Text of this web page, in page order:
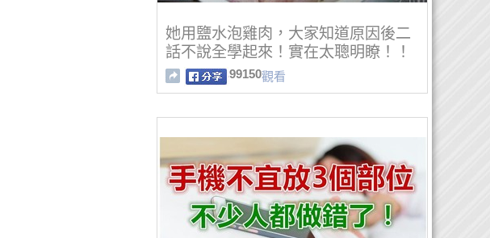
她用鹽水泡雞肉，大家知道原因後二
話不說全學起來！實在太聰明瞭！！
99150觀看